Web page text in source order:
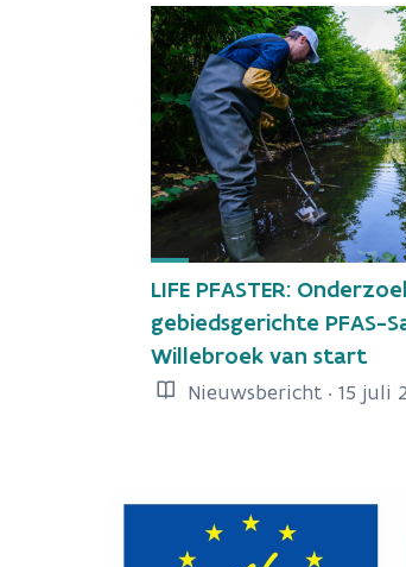
LIFE PFASTER:
gebiedsgerichte PFAS-
Willebroek van start
Nieuwsbericht · 15 juli